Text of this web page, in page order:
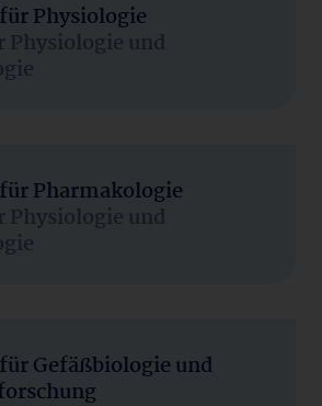
Physiologie
und
Pharmakologie
und
Gefäßbiologie und